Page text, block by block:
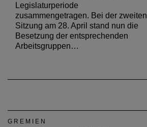
Legislaturperiode
zusammengetragen. Bei der zweiten
Sitzung am 28. April stand nun die
Besetzung der entsprechenden
Arbeitsgruppen…
GREMIEN